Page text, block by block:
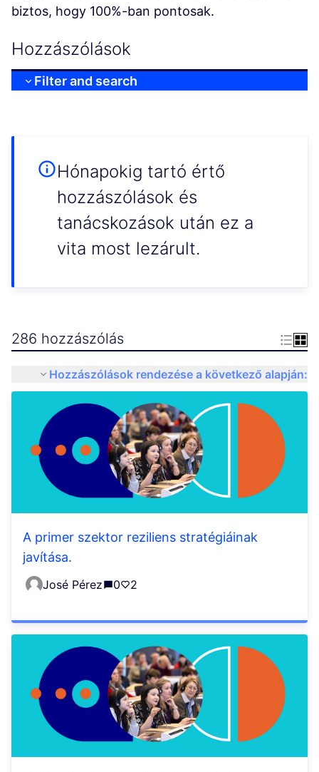
biztos, hogy 100%-ban pontosak.
Hozzászólások
Filter and search
Hónapokig tartó értő
hozzászólások és
tanácskozások után ez a
vita most lezárult.
286 hozzászólás
Hozzászólások rendezése a következő alapján:
A primer szektor reziliens stratégiáinak
javítása.
José Pérez 0 2